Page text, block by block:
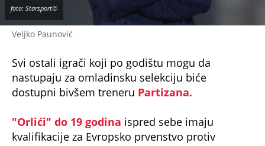
Veljko Paunović
nastupaju za omladinsku selekciju biće
dostupni bivšem treneru Partizana.
kvalifikacije za Evropsko prvenstvo protiv
domaćina turnira Portugala, Engleske i Poljske.